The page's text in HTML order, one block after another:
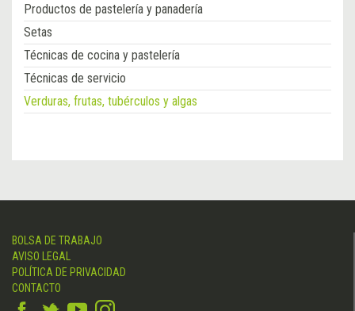
Productos de pastelería y panadería
Setas
Técnicas de cocina y pastelería
Técnicas de servicio
Verduras, frutas, tubérculos y algas
BOLSA DE TRABAJO
AVISO LEGAL
POLÍTICA DE PRIVACIDAD
CONTACTO